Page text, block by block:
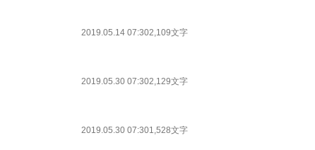
2019.05.14 07:302,109文字
2019.05.30 07:302,129文字
2019.05.30 07:301,528文字